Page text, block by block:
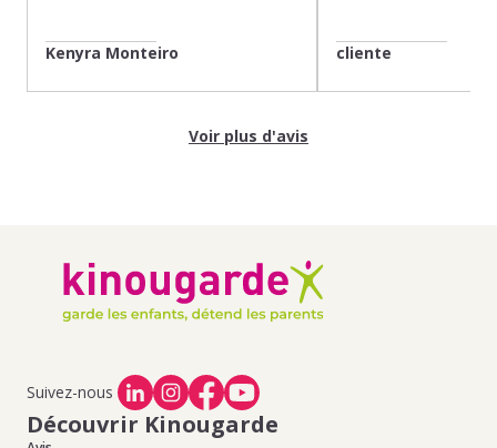
Kenyra Monteiro cliente
Voir plus d'avis
Suivez-nous
Découvrir Kinougarde